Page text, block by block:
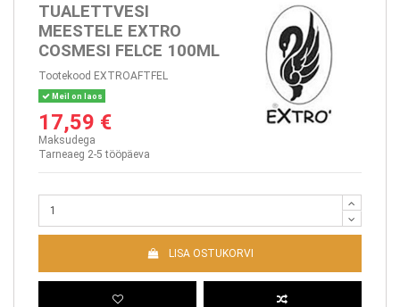
TUALETTVESI
MEESTELE EXTRO
COSMESI FELCE 100ML
Tootekood EXTROAFTFEL
Meil on laos
17,59 €
Maksudega
Tarneaeg 2-5 tööpäeva
LISA OSTUKORVI